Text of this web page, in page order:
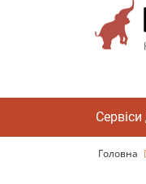
Сервіси
Головна